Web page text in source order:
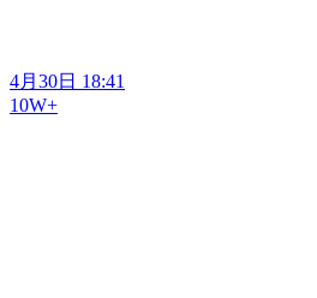
4月30日 18:41
10W+